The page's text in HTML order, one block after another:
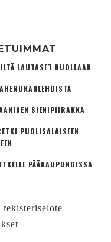
LAUTASET NUOLLAAN
SIENIPIIRAKKA
PUOLISALAISEEN
PÄÄKAUPUNGISSA